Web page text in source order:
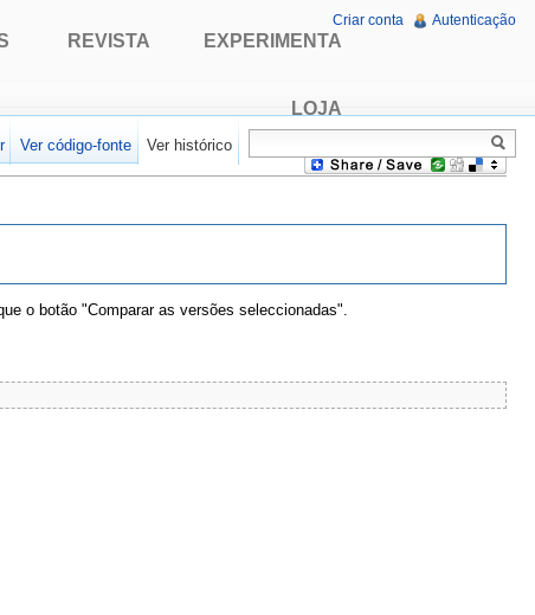
o botão "Comparar as versões seleccionadas".
REVISTA EXPERIMENTA
LOJA
Criar conta Autenticação
Ver código-fonte Ver histórico